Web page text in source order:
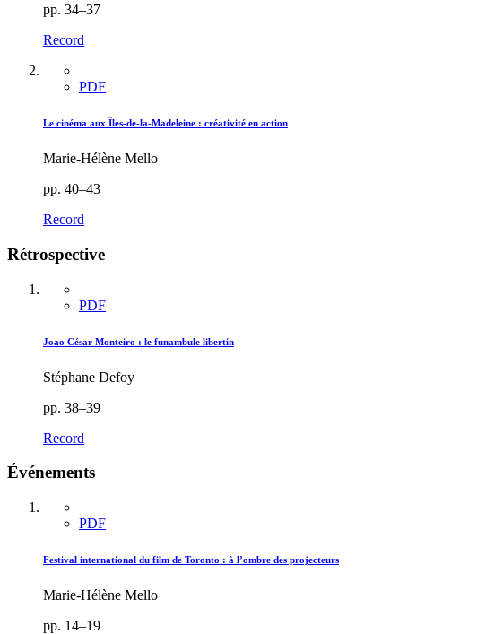
pp. 34–37
Record
PDF
Le cinéma aux Îles-de-la-Madeleine : créativité en action
Marie-Hélène Mello
pp. 40–43
Record
Rétrospective
PDF
Joao César Monteiro : le funambule libertin
Stéphane Defoy
pp. 38–39
Record
Événements
PDF
Festival international du film de Toronto : à l’ombre des projecteurs
Marie-Hélène Mello
pp. 14–19